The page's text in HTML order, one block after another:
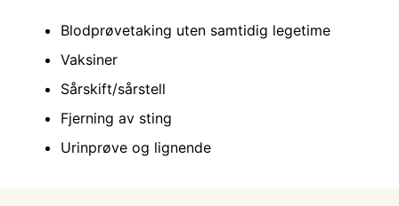
Blodprøvetaking uten samtidig legetime
Vaksiner
Sårskift/sårstell
Fjerning av sting
Urinprøve og lignende